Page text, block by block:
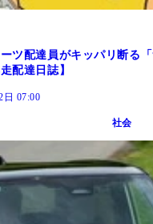
ツ配達員がキッパリ断る
配達日誌】
日 07:00
社会